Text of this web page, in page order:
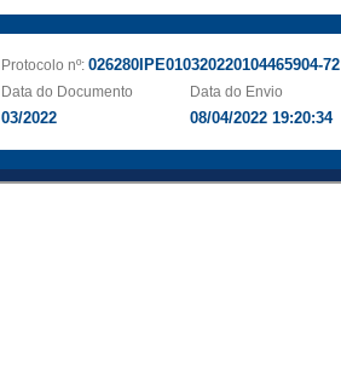
Protocolo nº: 026280IPE010320220104465904-72
Data do Documento
03/2022
Data do Envio
08/04/2022 19:20:34